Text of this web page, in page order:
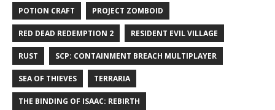
POTION CRAFT PROJECT ZOMBOID
RED DEAD REDEMPTION 2 RESIDENT EVIL VILLAGE
RUST SCP: CONTAINMENT BREACH MULTIPLAYER
SEA OF THIEVES TERRARIA
THE BINDING OF ISAAC: REBIRTH